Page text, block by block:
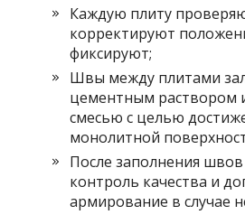
Каждую плиту
корректируют
фиксируют;
Швы между плитами
цементным раствором
смесью с целью
монолитной
После заполнения
контроль качества и
армирование в случае